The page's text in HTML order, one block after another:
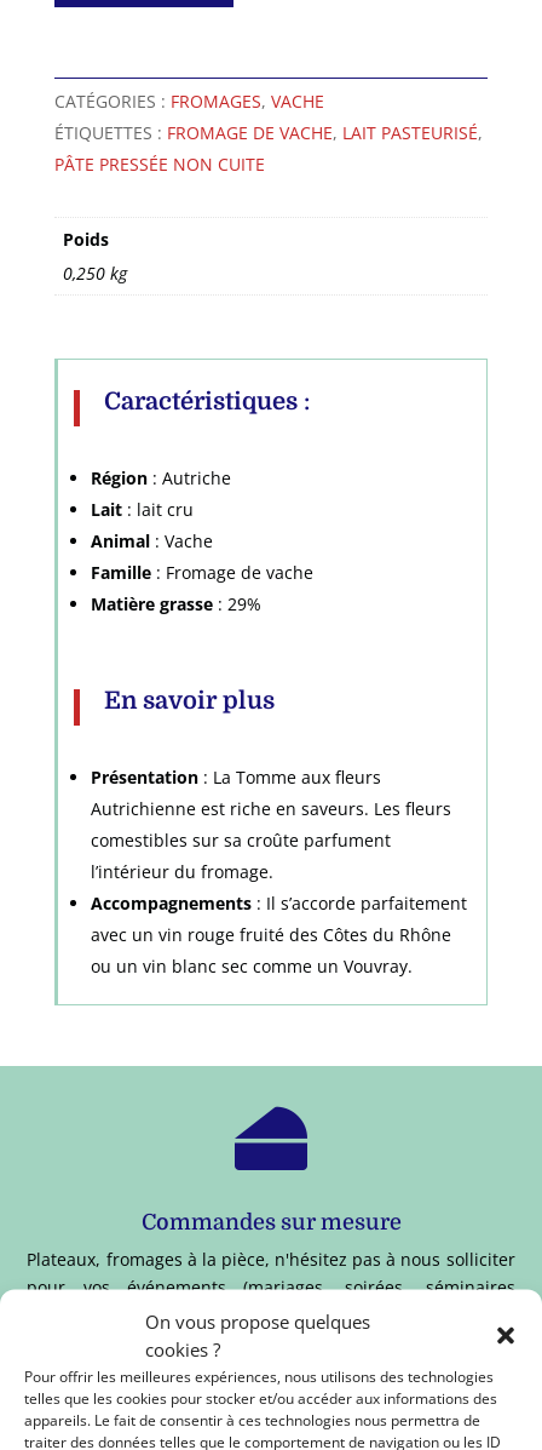
On vous propose quelques
cookies ?
Pour offrir les meilleures expériences, nous utilisons des technologies
telles que les cookies pour stocker et/ou accéder aux informations des
appareils. Le fait de consentir à ces technologies nous permettra de
traiter des données telles que le comportement de navigation ou les ID
l
t
e
r
a
:
CATÉGORIES : FROMAGES, VACHE
ÉTIQUETTES : FROMAGE DE VACHE, LAIT PASTEURISÉ,
PÂTE PRESSÉE NON CUITE
Poids
0,250 kg
Caractéristiques :
Région : Autriche
Lait : lait cru
Animal : Vache
Famille : Fromage de vache
Matière grasse : 29%
En savoir plus
Présentation : La Tomme aux fleurs
Autrichienne est riche en saveurs. Les fleurs
comestibles sur sa croûte parfument
l’intérieur du fromage.
Accompagnements : Il s’accorde parfaitement
avec un vin rouge fruité des Côtes du Rhône
ou un vin blanc sec comme un Vouvray.

Commandes sur mesure
Plateaux, fromages à la pièce, n'hésitez pas à nous solliciter
pour vos événements (mariages, soirées, séminaires
d'entreprises ...).
